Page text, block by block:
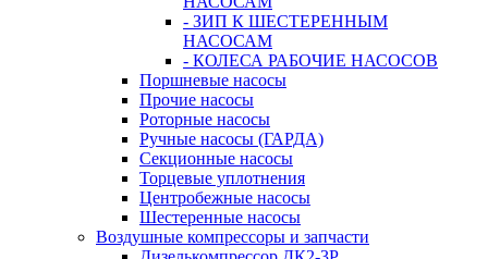
- ЗИП К ШЕСТЕРЕННЫМ
НАСОСАМ
- КОЛЕСА РАБОЧИЕ НАСОСОВ
Поршневые насосы
Прочие насосы
Роторные насосы
Ручные насосы (ГАРДА)
Секционные насосы
Торцевые уплотнения
Центробежные насосы
Шестеренные насосы
Воздушные компрессоры и запчасти